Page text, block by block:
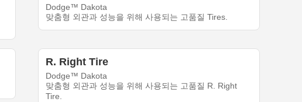
Dodge™ Dakota
맞춤형 외관과 성능을 위해 사용되는 고품질 Tires.
R. Right Tire
Dodge™ Dakota
맞춤형 외관과 성능을 위해 사용되는 고품질 R. Right
Tire.